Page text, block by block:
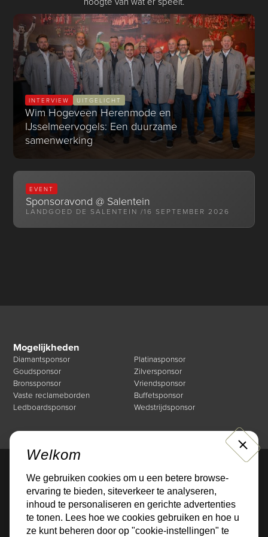
INTERVIEW UITGELICHT
Wim Hogeveen Herenmode en
IJsselmeervogels: Een duurzame
samenwerking
EVENT
Sponsoravond @ Salentein
LANDGOED DE SALENTEIN /16 SEPTEMBER 2026
Mogelijkheden
Diamantsponsor
Platinasponsor
Goudsponsor
Zilversponsor
Bronssponsor
Vriendsponsor
Vaste reclameborden
Buffetsponsor
Ledboardsponsor
Wedstrijdsponsor
Direct naar
Mogelijkheden
Over de Businessclub
Nieuws
Events
Sponsoren
Contact
Welkom
We gebruiken cookies om u een betere browse-
ervaring te bieden, siteverkeer te analyseren,
inhoud te personaliseren en gerichte advertenties
te tonen. Lees hoe we cookies gebruiken en hoe u
ze kunt beheren door op "cookie-instellingen" te
CLOSE